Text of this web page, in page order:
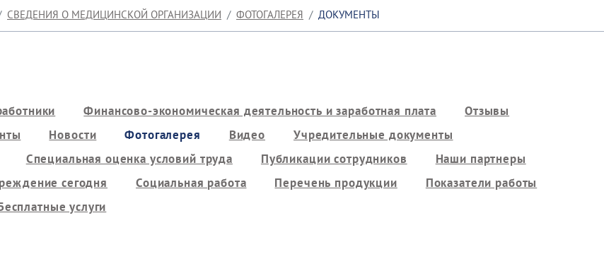
СВЕДЕНИЯ О МЕДИЦИНСКОЙ ОРГАНИЗАЦИИ ФОТОГАЛЕРЕЯ ДОКУМЕНТЫ
Финансово-экономическая деятельность и заработная плата
Отзывы
Новости Фотогалерея Видео
Учредительные документы
Специальная оценка условий труда Публикации сотрудников
Наши партнеры
сегодня Социальная работа Перечень продукции
Показатели работы
услуги